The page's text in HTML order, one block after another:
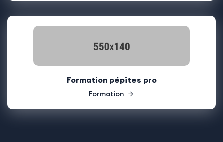
Formation pépites pro
Formation